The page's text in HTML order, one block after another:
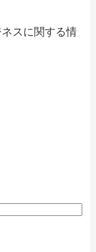
スに関する情